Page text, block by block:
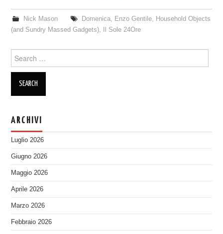
POLICY/COOKIES
Nick Mason Domenica, Enzo Gentile, Household Objects
(and Sundry Massed Gadgets), Il Sole 24Ore
for:
ARCHIVI
Luglio 2026
Giugno 2026
Maggio 2026
Aprile 2026
Marzo 2026
Febbraio 2026